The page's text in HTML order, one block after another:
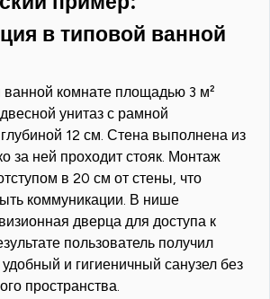
в типовой ванной
ванной комнате площадью 3 м²
унитаз с рамной
12 см. Стена выполнена из
за ней проходит стояк. Монтаж
в 20 см от стены, что
коммуникации. В нише
дверца для доступа к
пользователь получил
и гигиеничный санузел без
пространства.